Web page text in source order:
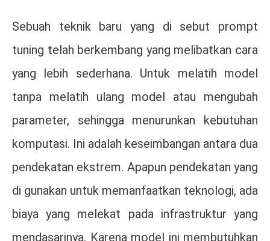
Sebuah teknik baru yang di sebut prompt
tuning telah berkembang yang melibatkan cara
yang lebih sederhana. Untuk melatih model
tanpa melatih ulang model atau mengubah
parameter, sehingga menurunkan kebutuhan
komputasi. Ini adalah keseimbangan antara dua
pendekatan ekstrem. Apapun pendekatan yang
di gunakan untuk memanfaatkan teknologi, ada
biaya yang melekat pada infrastruktur yang
mendasarinya. Karena model ini membutuhkan